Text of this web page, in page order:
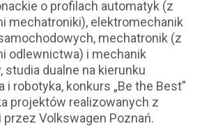
o profilach automatyk (z
mechatroniki), elektromechanik
mechatronik (z
odlewnictwa) i mechanik
studia dualne na kierunku
i robotyka, konkurs „Be the Best”
projektów realizowanych z
Volkswagen Poznań.